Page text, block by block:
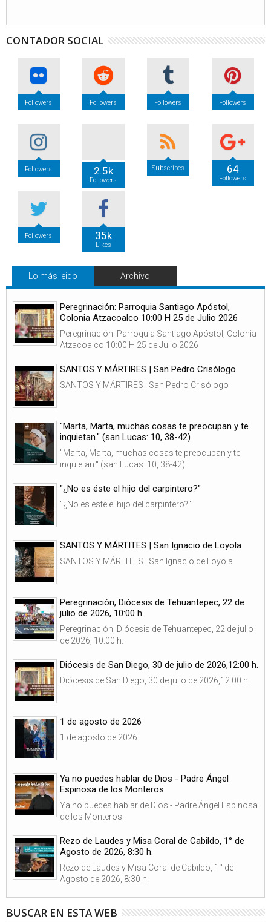
CONTADOR SOCIAL
Followers Followers Followers Followers
Followers 2.5k
Followers
Subscribes 64
Followers
Followers 35k
Likes
Lo más leido Archivo
Peregrinación: Parroquia Santiago Apóstol,
Colonia Atzacoalco 10:00 H 25 de Julio 2026
Peregrinación: Parroquia Santiago Apóstol, Colonia
Atzacoalco 10:00 H 25 de Julio 2026
SANTOS Y MÁRTIRES | San Pedro Crisólogo
SANTOS Y MÁRTIRES | San Pedro Crisólogo
"Marta, Marta, muchas cosas te preocupan y te
inquietan." (san Lucas: 10, 38-42)
"Marta, Marta, muchas cosas te preocupan y te
inquietan." (san Lucas: 10, 38-42)
"¿No es éste el hijo del carpintero?"
"¿No es éste el hijo del carpintero?"
SANTOS Y MÁRTITES | San Ignacio de Loyola
SANTOS Y MÁRTITES | San Ignacio de Loyola
Peregrinación, Diócesis de Tehuantepec, 22 de
julio de 2026, 10:00 h.
Peregrinación, Diócesis de Tehuantepec, 22 de julio
de 2026, 10:00 h.
Diócesis de San Diego, 30 de julio de 2026,12:00 h.
Diócesis de San Diego, 30 de julio de 2026,12:00 h.
1 de agosto de 2026
1 de agosto de 2026
Ya no puedes hablar de Dios - Padre Ángel
Espinosa de los Monteros
Ya no puedes hablar de Dios - Padre Ángel Espinosa
de los Monteros
Rezo de Laudes y Misa Coral de Cabildo, 1° de
Agosto de 2026, 8:30 h.
Rezo de Laudes y Misa Coral de Cabildo, 1° de
Agosto de 2026, 8:30 h.
BUSCAR EN ESTA WEB